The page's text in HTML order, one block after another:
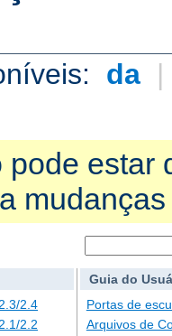
da |
pode estar
2.4
2.2
Guia do
Portas de
Arquivos de